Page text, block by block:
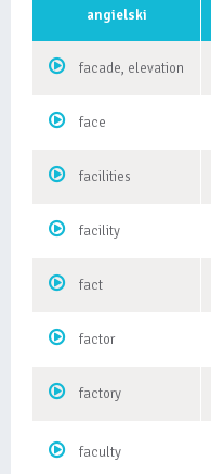
angielski
facade, elevation
face
facilities
facility
fact
factor
factory
faculty